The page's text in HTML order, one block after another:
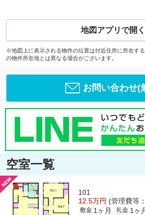
地図アプリで開く
※地図上に表示される物件の位置は付近住所に所在す
の物件所在地とは異なる場合がございます。
お問い合わせ(
空室一覧
101
12.5万円 (管理費等
敷金 1ヶ月 礼金 1ヶ